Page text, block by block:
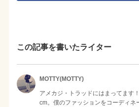
この記事を書いたライター
MOTTY(MOTTY)
アメカジ・トラッドにはまってます
cm。僕のファッションをコーディネ